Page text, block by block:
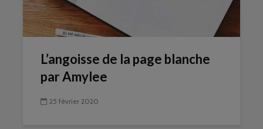
L’angoisse de la page blanche
par Amylee
25 février 2020